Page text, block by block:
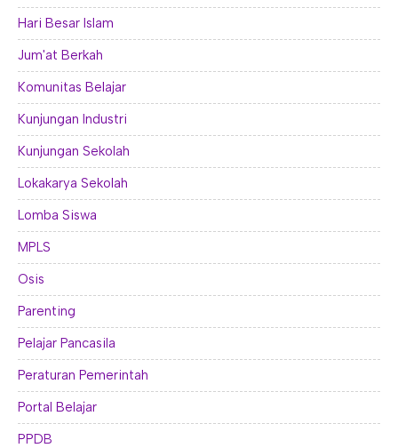
Hari Besar Islam
Jum'at Berkah
Komunitas Belajar
Kunjungan Industri
Kunjungan Sekolah
Lokakarya Sekolah
Lomba Siswa
MPLS
Osis
Parenting
Pelajar Pancasila
Peraturan Pemerintah
Portal Belajar
PPDB